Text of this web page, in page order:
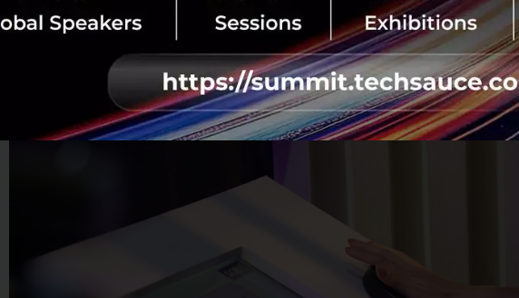
ให้ลูกค้าได้งานจริงผ่านการชำระเงินแบบไร้รอยต่อ (seamless experience
กล่าว